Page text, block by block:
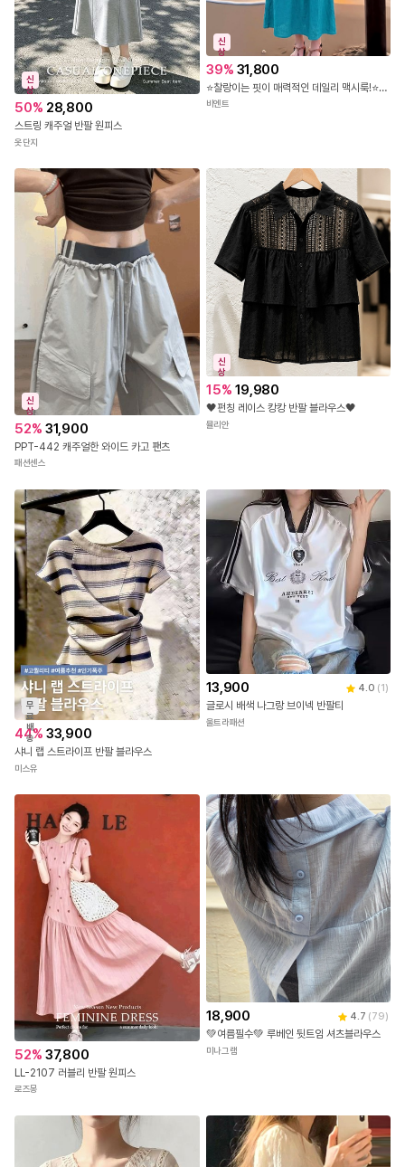
신
상
50% 28,800
스트링 캐주얼 반팔 원피스
옷단지
신
상
39% 31,800
⭐찰랑이는 핏이 매력적인 데일리 맥시룩!⭐JB-376 셔링넥 루즈핏 맥시 원피스
비엔트
신
상
52% 31,900
PPT-442 캐주얼한 와이드 카고 팬츠
패션센스
신
상
15% 19,980
🖤펀칭 레이스 캉캉 반팔 블라우스🖤
뮬리안
무
료
배
송
44% 33,900
샤니 랩 스트라이프 반팔 블라우스
미스유
13,900 4.0 (1 )
글로시 배색 나그랑 브이넥 반팔티
울트라패션
52% 37,800
LL-2107 러블리 반팔 원피스
로즈몽
18,900 4.7 (79)
💚여름필수💚 루베인 뒷트임 셔츠블라우스
미나그램